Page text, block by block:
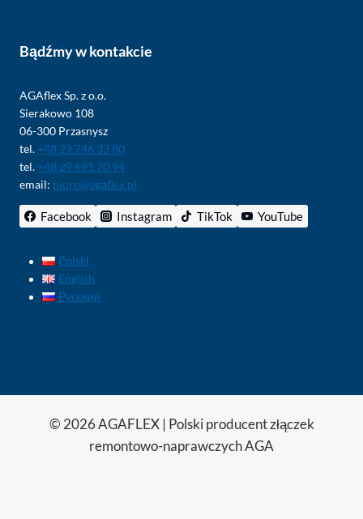
Bądźmy w kontakcie
AGAflex Sp. z o.o.
Sierakowo 108
06-300 Przasnysz
tel. +48 29 746 33 80
tel. +48 29 691 70 94
email: biuro@agaflex.pl
Facebook Instagram TikTok YouTube
Polski
English
Русский
© 2026 AGAFLEX | Polski producent złączek
remontowo-naprawczych AGA